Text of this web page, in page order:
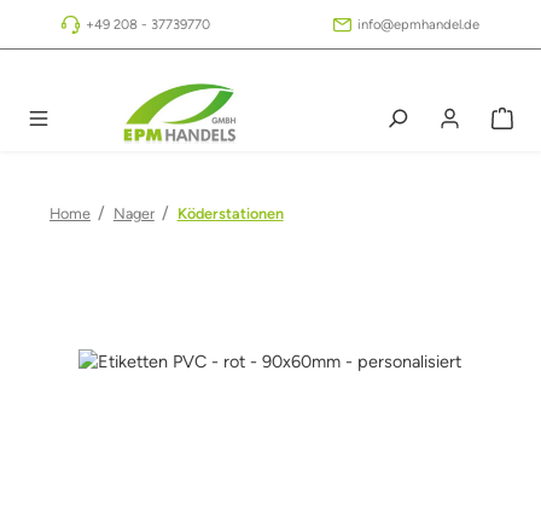
Zum Hauptinhalt springen
+49 208 - 37739770 info@epmhandel.de
Home / Nager / Köderstationen
Bildergalerie überspringen